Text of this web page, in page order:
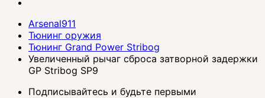
Arsenal911
Тюнинг оружия
Тюнинг Grand Power Stribog
Увеличенный рычаг сброса затворной задержки
GP Stribog SP9
Подписывайтесь и будьте первыми